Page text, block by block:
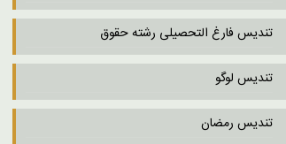
تندیس فارغ التحصیلی رشته حقوق
تندیس لوگو
تندیس رمضان